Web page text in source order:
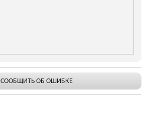
СООБЩИТЬ ОБ ОШИБКЕ